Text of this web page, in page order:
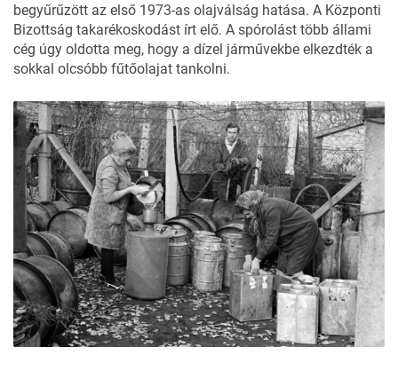
begyűrűzött az első 1973-as olajválság hatása. A Központi
Bizottság takarékoskodást írt elő. A spórolást több állami
cég úgy oldotta meg, hogy a dízel járművekbe elkezdték a
sokkal olcsóbb fűtőolajat tankolni.